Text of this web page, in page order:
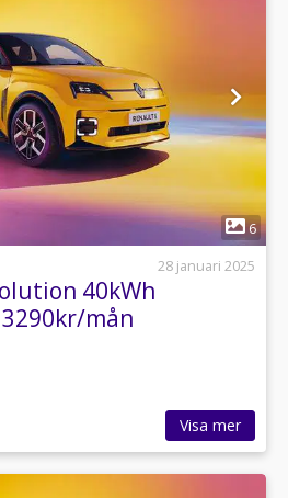
6
28 januari 2025
40kWh
mån
Visa mer